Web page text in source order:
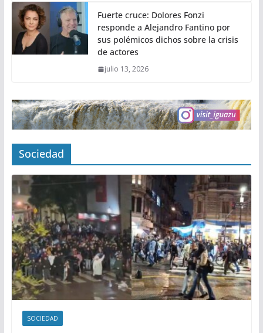
Fuerte cruce: Dolores Fonzi
responde a Alejandro Fantino por
sus polémicos dichos sobre la crisis
de actores
julio 13, 2026
Sociedad
SOCIEDAD